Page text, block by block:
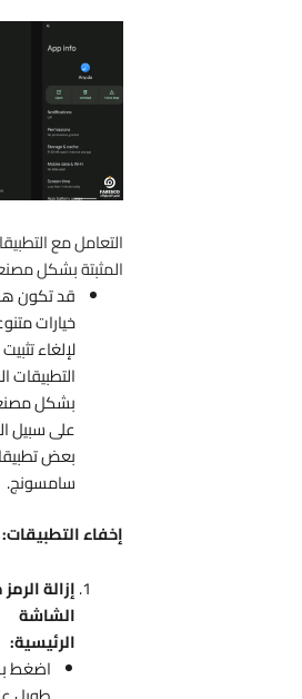
التعامل مع التطبيقات
المثبتة بشكل مصنعي:
قد تكون هناك
خيارات متنوعة
لإلغاء تثبيت
التطبيقات المثبتة
بشكل مصنعي،
على سبيل المثال،
بعض تطبيقات
سامسونج.
إخفاء التطبيقات:
إزالة الرمز من
الشاشة
الرئيسية:
اضغط بشكل